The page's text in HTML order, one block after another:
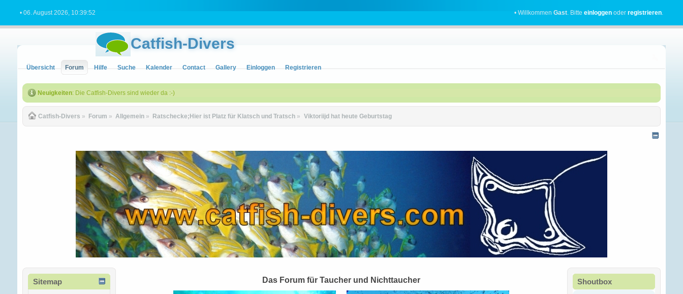
• 06. August 2026, 10:39:52 • WillkommenGast. Bitteeinloggen oderregistrieren.
Catfish-Divers
Übersicht Forum Hilfe Suche Kalender Contact Gallery Einloggen Registrieren
Neuigkeiten: Die Catfish-Divers sind wieder da :-)
Catfish-Divers » Forum » Allgemein » Ratschecke;Hier ist Platz für Klatsch und Tratsch » Viktoriijd hat heute Geburtstag
Sitemap Das Forum für Taucher und Nichttaucher Shoutbox